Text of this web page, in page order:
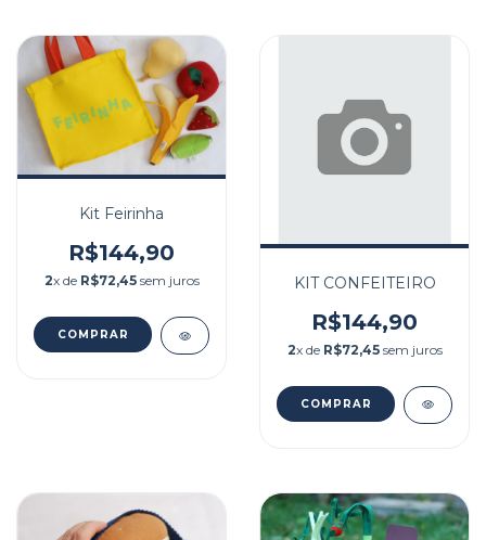
Kit Feirinha
R$144,90
2x de R$72,45sem juros KIT CONFEITEIRO
R$144,90
2x de R$72,45sem juros